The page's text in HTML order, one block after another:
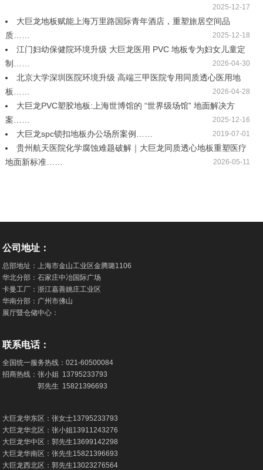
2025-12-17
大巨龙地板赋能上海万里路国际青年酒店，重塑旅居空间品
质……
2025-12-18
江门妇幼保健院环境升级 大巨龙医用 PVC 地板专为妇女儿童定
制……
2026-04-30
北京大学深圳医院环境升级 高端三甲医院专用同质透心医用地
板……
2026-04-28
大巨龙PVC塑胶地板:上海世博馆的 “世界级场馆” 地面解决方
案……
2025-12-16
大巨龙spc锁扣地板办公场所案例…… 2019-07-01
贵州航天医院化学腐蚀难题破解｜大巨龙同质透心地板重塑医疗
地面新标准……
2026-05-11
公司地址：
总部地址：上海市金山工业区金腾璐1106
华北分部：石家庄中冶国际广场
卡曼工厂：浙江嘉善姚庄工业区
华南分部：广州市佛山
展厅暨仓储中心：
联系电话：
全国统一服务热线：021-60500084
招商热线：张小姐 13795233793
郭先生 15821396693
大巨龙华东区：张女士13795233793
大巨龙华北区：张小姐13911243276
大巨龙华中区：郭先生13699142298
大巨龙华南区：张先生15821396693
大巨龙西北区：郭先生13023276564